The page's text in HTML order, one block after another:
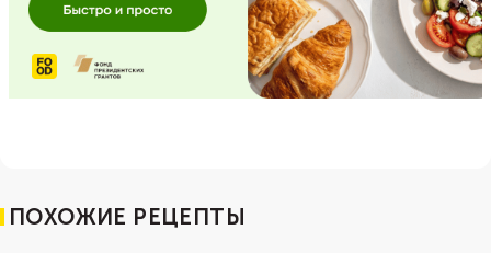
ПОХОЖИЕ РЕЦЕПТЫ